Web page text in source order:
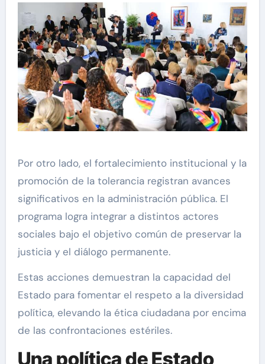
Por otro lado, el fortalecimiento institucional y la
promoción de la tolerancia registran avances
significativos en la administración pública. El
programa logra integrar a distintos actores
sociales bajo el objetivo común de preservar la
justicia y el diálogo permanente.
Estas acciones demuestran la capacidad del
Estado para fomentar el respeto a la diversidad
política, elevando la ética ciudadana por encima
de las confrontaciones estériles.
Una política de Estado